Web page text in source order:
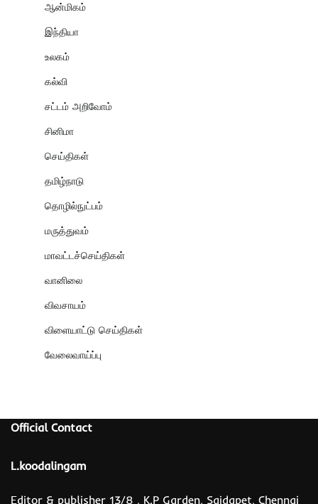
ஆன்மிகம்
இந்தியா
உலகம்
கல்வி
சட்டம் அறிவோம்
சினிமா
செய்திகள்
தமிழ்நாடு
தொழில்நுட்பம்
மருத்துவம்
மாவட்டச்செய்திகள்
வானிலை
விவசாயம்
விளையாட்டு செய்திகள்
வேலைவாய்ப்பு
Official Contact
L.koodalingam
Editor & publisher 13/8 , K.P Garden, Saidapet, Chennai